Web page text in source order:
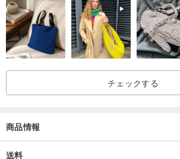
チェックする
商品情報
送料